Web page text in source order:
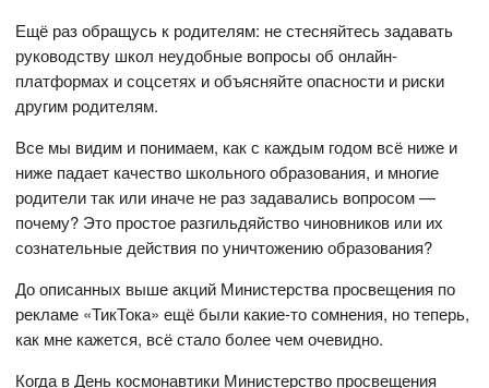
Ещё раз обращусь к родителям: не стесняйтесь задавать
руководству школ неудобные вопросы об онлайн-
платформах и соцсетях и объясняйте опасности и риски
другим родителям.
Все мы видим и понимаем, как с каждым годом всё ниже и
ниже падает качество школьного образования, и многие
родители так или иначе не раз задавались вопросом —
почему? Это простое разгильдяйство чиновников или их
сознательные действия по уничтожению образования?
До описанных выше акций Министерства просвещения по
рекламе «ТикТока» ещё были какие-то сомнения, но теперь,
как мне кажется, всё стало более чем очевидно.
Когда в День космонавтики Министерство просвещения